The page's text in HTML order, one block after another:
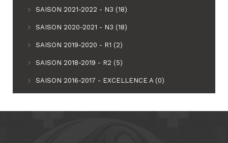
SAISON 2021-2022 - N3 (18)
SAISON 2020-2021 - N3 (18)
SAISON 2019-2020 - R1 (2)
SAISON 2018-2019 - R2 (5)
SAISON 2016-2017 - EXCELLENCE A (0)